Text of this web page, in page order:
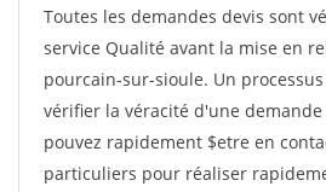
Toutes les demandes devis sont
service Qualité avant la mise en
pourcain-sur-sioule. Un
vérifier la véracité d'une demande
pouvez rapidement $etre en
particuliers pour réaliser